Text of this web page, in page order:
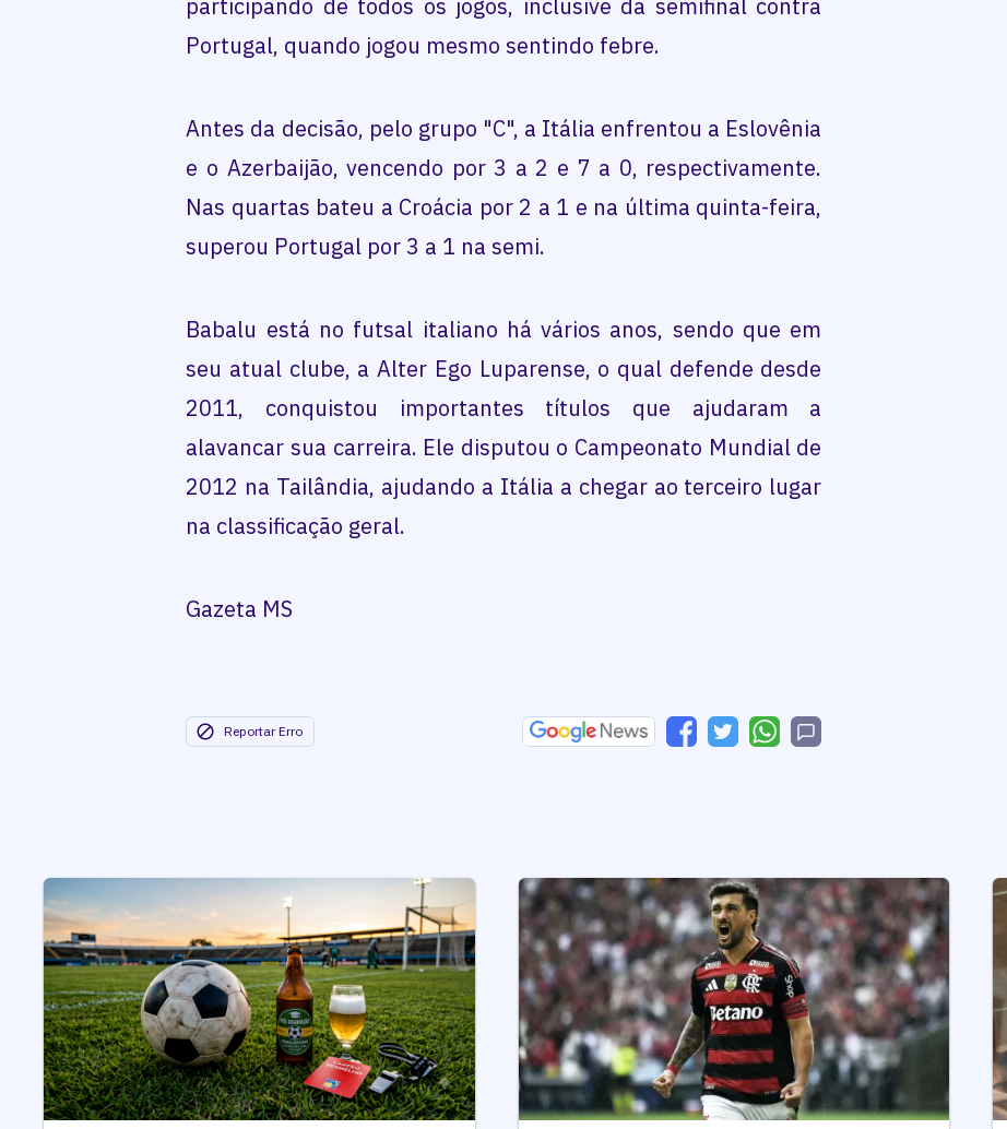
participando de todos os jogos, inclusive da semifinal contra
Portugal, quando jogou mesmo sentindo febre.
Antes da decisão, pelo grupo "C", a Itália enfrentou a Eslovênia
e o Azerbaijão, vencendo por 3 a 2 e 7 a 0, respectivamente.
Nas quartas bateu a Croácia por 2 a 1 e na última quinta-feira,
superou Portugal por 3 a 1 na semi.
Babalu está no futsal italiano há vários anos, sendo que em
seu atual clube, a Alter Ego Luparense, o qual defende desde
2011, conquistou importantes títulos que ajudaram a
alavancar sua carreira. Ele disputou o Campeonato Mundial de
2012 na Tailândia, ajudando a Itália a chegar ao terceiro lugar
na classificação geral.
Gazeta MS
Reportar Erro